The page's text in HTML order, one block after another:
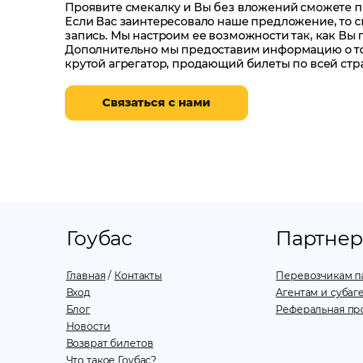
Проявите смекалку и Вы без вложений сможете
Если Вас заинтересовало наше предложение,
запись. Мы настроим ее возможности так, как
Дополнительно мы предоставим информацию о
крутой агрегатор, продающий билеты по всей
Связаться с нами
Гоубас
Главная / Контакты
Вход
Блог
Новости
Возврат билетов
Что такое Гоубас?
Перевозчикам
Агентам и
Реферальная